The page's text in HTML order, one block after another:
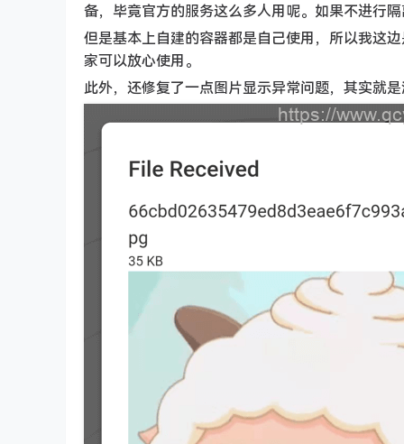
备，毕竟官方的服务这么多人用呢。如果不进行
但是基本上自建的容器都是自己使用，所以我这
家可以放心使用。
此外，还修复了一点图片显示异常问题，其实就